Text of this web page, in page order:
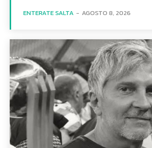
ENTERATE SALTA - AGOSTO 8, 2026